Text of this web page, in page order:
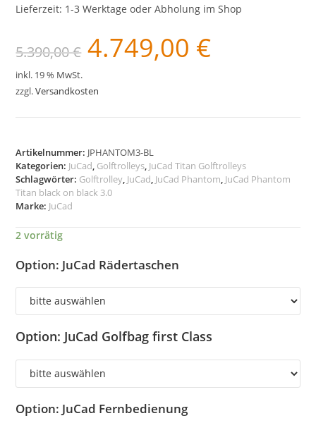
Lieferzeit: 1-3 Werktage oder Abholung im Shop
5.390,00€
Ursprünglicher
Preis
war:
4.749,00 €Aktueller
inkl. 19 % MwSt.
zzgl.Versandkosten
Artikelnummer: JPHANTOM3-BL
Kategorien: JuCad, Golftrolleys, JuCad Titan Golftrolleys
Schlagwörter: Golftrolley, JuCad, JuCad Phantom, JuCad Phantom
Titan black on black 3.0
Marke: JuCad
2 vorrätig
Option: JuCad Rädertaschen
Option: JuCad Golfbag first Class
Option: JuCad Fernbedienung